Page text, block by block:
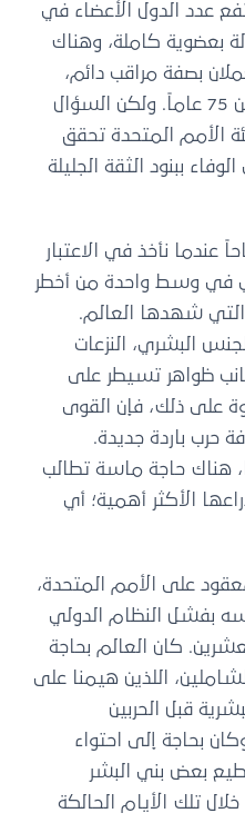
عدد الدول الأعضاء في
الدولية إلى 193 دولة بعضوية كاملة، وهناك
بصفة مراقب دائم،
بينما وصلت المنظمة إلى سن 75 عاماً. ولكن السؤال
الأمم المتحدة تحقق
ببنود الثقة الجليلة
عندما نأخذ في الاعتبار
السنوية (75) تأتي في وسط واحدة من أخطر
التي شهدها العالم.
البشري، النزعات
ظواهر تسيطر على
على ذلك، فإن القوى
حرب باردة جديدة.
هناك حاجة ماسة تطالب
الأكثر أهمية؛ أي
على الأمم المتحدة،
بفشل النظام الدولي
كان العالم بحاجة
اللذين هيمنا على
قبل الحربين
وكان بحاجة إلى احتواء
بعض بني البشر
تلك الأيام الحالكة